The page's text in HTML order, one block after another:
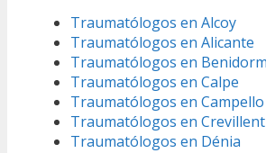
Traumatólogos en Alcoy
Traumatólogos en Alicante
Traumatólogos en Benidorm
Traumatólogos en Calpe
Traumatólogos en Campello
Traumatólogos en Crevillent
Traumatólogos en Dénia